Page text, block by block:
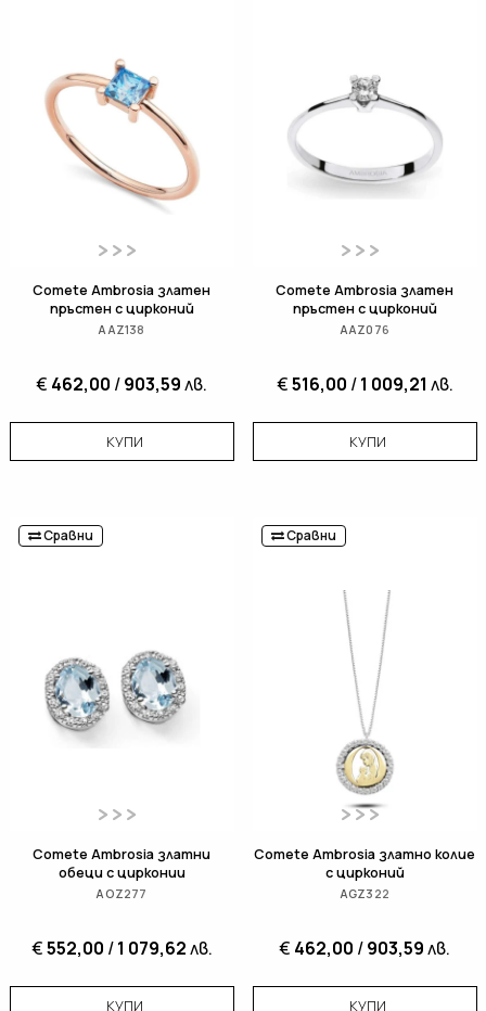
Comete Ambrosia златен
пръстен с цирконий
AAZ138
€ 462,00 /903,59лв.
КУПИ
Comete Ambrosia златен
пръстен с цирконий
AAZ076
€516,00 /1 009,21 лв.
КУПИ
Сравни
Comete Ambrosia златни
обеци с цирконии
AOZ277
€552,00 /1 079,62лв.
КУПИ
Сравни
Comete Ambrosia златно колие
с цирконий
AGZ322
€ 462,00 /903,59лв.
КУПИ